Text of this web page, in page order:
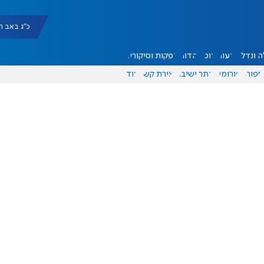
כ"ג באב תשפ"ו
ונדל"ן דעות אוכל יהדות הפקות וסיקורים
ספורט פורומים אתר ישיבה יצירת קשר עוד